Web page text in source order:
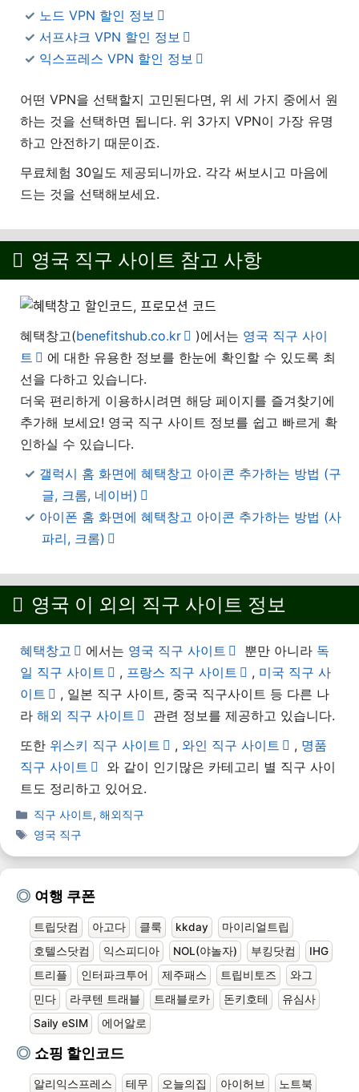
노드 VPN 할인 정보
서프샤크 VPN 할인 정보
익스프레스 VPN 할인 정보
어떤 VPN을 선택할지 고민된다면, 위 세 가지 중에서 원
하는 것을 선택하면 됩니다. 위 3가지 VPN이 가장 유명
하고 안전하기 때문이죠.
무료체험 30일도 제공되니까요. 각각 써보시고 마음에
드는 것을 선택해보세요.
영국 직구 사이트 참고 사항
혜택창고(benefitshub.co.kr )에서는 영국 직구 사이
트
에 대한 유용한 정보를 한눈에 확인할 수 있도록 최
선을 다하고 있습니다.
더욱 편리하게 이용하시려면 해당 페이지를 즐겨찾기에
추가해 보세요! 영국 직구 사이트 정보를 쉽고 빠르게 확
인하실 수 있습니다.
갤럭시 홈 화면에 혜택창고 아이콘 추가하는 방법 (구
글, 크롬, 네이버)
아이폰 홈 화면에 혜택창고 아이콘 추가하는 방법 (사
파리, 크롬)
영국 이 외의 직구 사이트 정보
혜택창고 에서는 영국 직구 사이트 뿐만 아니라 독
일 직구 사이트
, 프랑스 직구 사이트 , 미국 직구 사
이트
, 일본 직구 사이트, 중국 직구사이트 등 다른 나
라 해외 직구 사이트
관련 정보를 제공하고 있습니다.
또한 위스키 직구 사이트 , 와인 직구 사이트 , 명품
직구 사이트
와 같이 인기많은 카테고리 별 직구 사이
트도 정리하고 있어요.
직구 사이트,해외직구
영국 직구
여행 쿠폰
트립닷컴 아고다 클룩 kkday
마이리얼트립
호텔스닷컴
익스피디아 NOL(야놀자) 부킹닷컴
IHG
트리플
인터파크투어 제주패스 트립비토즈
와그
민다
라쿠텐 트래블 트래블로카 돈키호테
유심사
Saily eSIM
에어알로
쇼핑 할인코드
알리익스프레스 테무 오늘의집 아이허브
노트북